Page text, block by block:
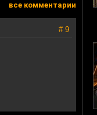
все комментарии
# 9